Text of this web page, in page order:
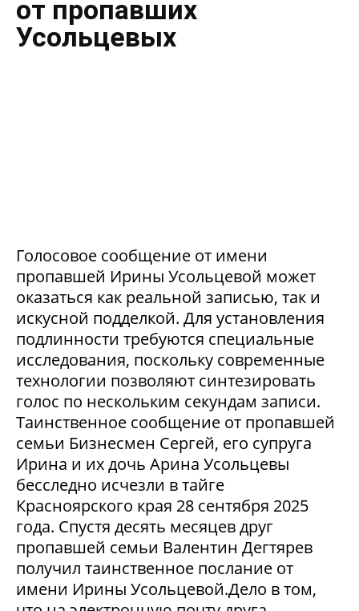
от пропавших
Усольцевых
Голосовое сообщение от имени
пропавшей Ирины Усольцевой может
оказаться как реальной записью, так и
искусной подделкой. Для установления
подлинности требуются специальные
исследования, поскольку современные
технологии позволяют синтезировать
голос по нескольким секундам записи.
Таинственное сообщение от пропавшей
семьи Бизнесмен Сергей, его супруга
Ирина и их дочь Арина Усольцевы
бесследно исчезли в тайге
Красноярского края 28 сентября 2025
года. Спустя десять месяцев друг
пропавшей семьи Валентин Дегтярев
получил таинственное послание от
имени Ирины Усольцевой.Дело в том,